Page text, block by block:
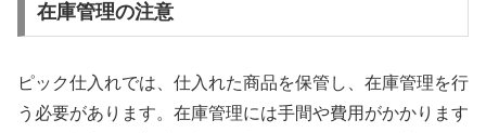
在庫管理の注意
ピック仕入れでは、仕入れた商品を保管し、在庫管理を行
う必要があります。在庫管理には手間や費用がかかります